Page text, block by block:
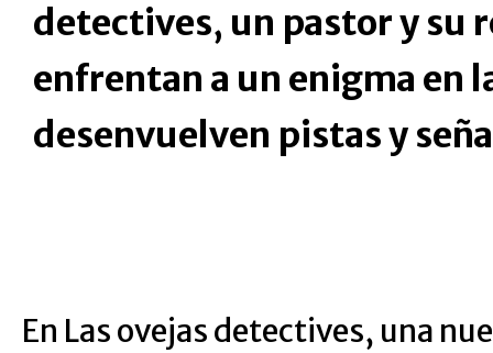
detectives, un pastor y su
enfrentan a un enigma en
desenvuelven pistas y
En Las ovejas detectives, una